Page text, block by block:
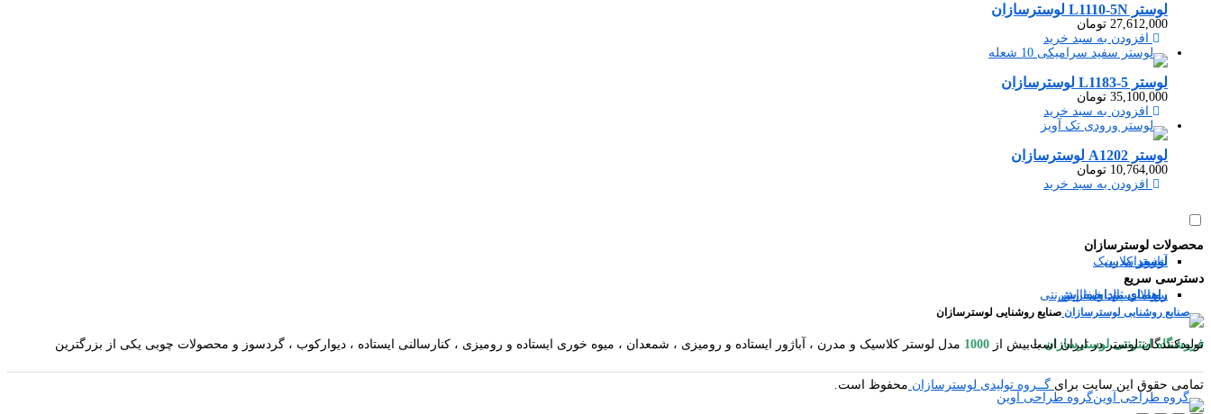
لوستر L1110-5N لوسترسازان
27,612,000 تومان
افزودن به سبد خرید
لوستر 5-L1183 لوسترسازان
35,100,000 تومان
افزودن به سبد خرید
لوستر A1202 لوسترسازان
10,764,000 تومان
افزودن به سبد خرید
محصولات لوسترسازان
لوستر کلاسیک
لوستر مدرن
آباژور
شمعدان
دسترسی سریع
راهنمای ثبت سفارش
رویه ارسال سفارش
راهنمای پرداخت اینترنتی
سوالات متداول
صنایع روشنایی لوسترسازان
فروشگاه اینترنتی لوسترسازانبا بیش از 1000 مدل لوستر کلاسیک و مدرن ، آباژور ایستاده و رومیزی ، شمعدان ، میوه خوری ایستاده و رومیزی ، کنارسالنی ایستاده ، دیوارکوب ، گردسوز و محصولات چوبی یکی از بزرگترین تولیدکنندگان لوستر در ایران است.
تمامی حقوق این سایت برای گــروه تولیدی لوسترسازان محفوظ است.
گروه طراحی آوین